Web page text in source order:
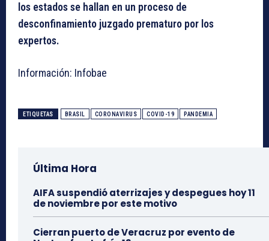
los estados se hallan en un proceso de
desconfinamiento juzgado prematuro por los
expertos.
Información: Infobae
ETIQUETAS BRASIL CORONAVIRUS COVID-19 PANDEMIA
Última Hora
AIFA suspendió aterrizajes y despegues hoy 11
de noviembre por este motivo
Cierran puerto de Veracruz por evento de